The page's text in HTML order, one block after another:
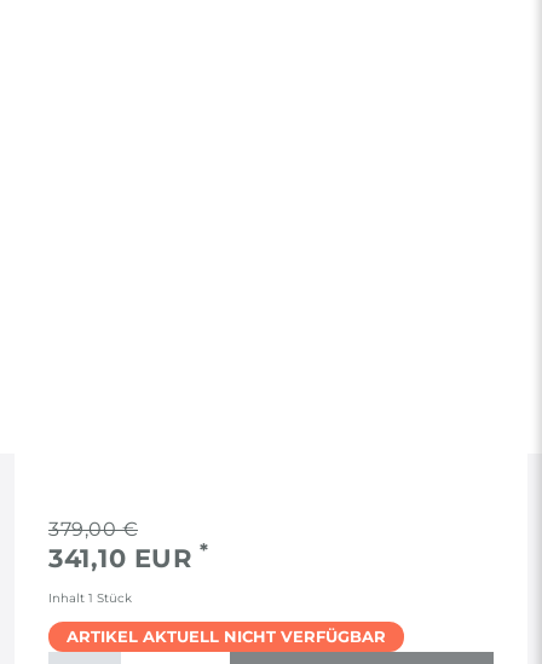
379,00 €
341,10 EUR *
Inhalt 1 Stück
ARTIKEL AKTUELL NICHT VERFÜGBAR
RECHTLICHES
AGB
WIDERRUF